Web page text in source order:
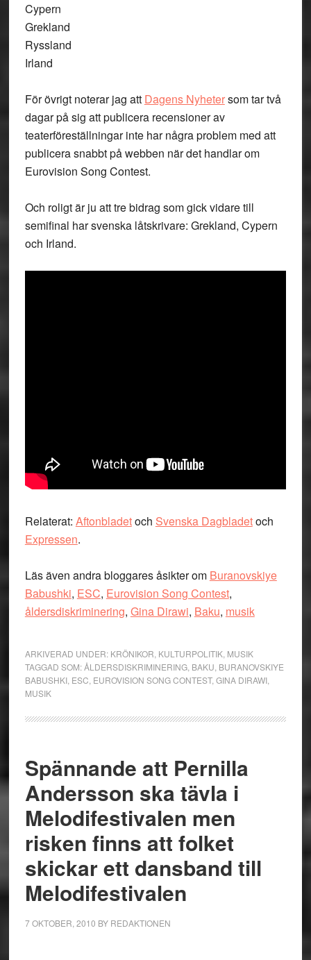
Cypern
Grekland
Ryssland
Irland
För övrigt noterar jag att Dagens Nyhetersom tar två
dagar på sig att publicera recensioner av
teaterföreställningar inte har några problem med att
publicera snabbt på webben när det handlar om
Eurovision Song Contest.
Och roligt är ju att tre bidrag som gick vidare till
semifinal har svenska låtskrivare: Grekland, Cypern
och Irland.
Relaterat: Aftonbladetoch Svenska Dagbladetoch
Expressen.
Läs även andra bloggares åsikter om Buranovskiye
Babushki, ESC, Eurovision Song Contest,
åldersdiskriminering, Gina Dirawi, Baku, musik
ARKIVERAD UNDER: KRÖNIKOR KULTURPOLITIK, MUSIK
TAGGAD SOM:ÅLDERSDISKRIMINERING, BAKU BURANOVSKIYE
BABUSHKI, ESC EUROVISION SONG CONTEST, GINA DIRAWI,
MUSIK
Spännande att Pernilla
Andersson ska tävla i
Melodifestivalen men
risken finns att folket
skickar ett dansband till
Melodifestivalen
7 OKTOBER, 2010 BY REDAKTIONEN